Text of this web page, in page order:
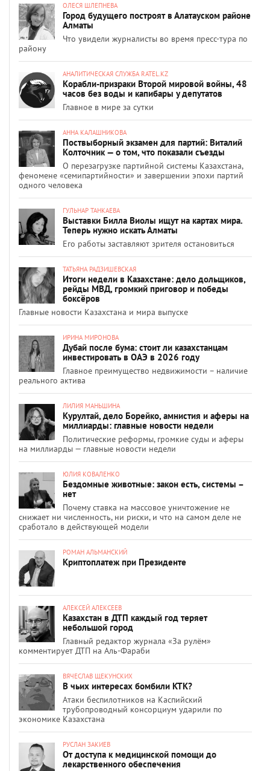
ОЛЕСЯ ШЛЕПНЕВА
Город будущего построят в Алатауском районе
Алматы
Что увидели журналисты во время пресс-тура по
району
АНАЛИТИЧЕСКАЯ СЛУЖБА RATEL.KZ
Корабли-призраки Второй мировой войны, 48
часов без воды и капибары у депутатов
Главное в мире за сутки
АННА КАЛАШНИКОВА
Поствыборный экзамен для партий: Виталий
Колточник — о том, что показали съезды
О перезагрузке партийной системы Казахстана,
феномене «семипартийности» и завершении эпохи партий
одного человека
ГУЛЬНАР ТАНКАЕВА
Выставки Билла Виолы ищут на картах мира.
Теперь нужно искать Алматы
Его работы заставляют зрителя остановиться
ТАТЬЯНА РАДЗИШЕВСКАЯ
Итоги недели в Казахстане: дело дольщиков,
рейды МВД, громкий приговор и победы
боксёров
Главные новости Казахстана и мира выпуске
ИРИНА МИРОНОВА
Дубай после бума: стоит ли казахстанцам
инвестировать в ОАЭ в 2026 году
Главное преимущество недвижимости – наличие
реального актива
ЛИЛИЯ МАНЬШИНА
Курултай, дело Борейко, амнистия и аферы на
миллиарды: главные новости недели
Политические реформы, громкие суды и аферы
на миллиарды — главные новости недели
ЮЛИЯ КОВАЛЕНКО
Бездомные животные: закон есть, системы –
нет
Почему ставка на массовое уничтожение не
снижает ни численность, ни риски, и что на самом деле не
сработало в действующей модели
РОМАН АЛЬМАНСКИЙ
Криптоплатеж при Президенте
АЛЕКСЕЙ АЛЕКСЕЕВ
Казахстан в ДТП каждый год теряет
небольшой город
Главный редактор журнала «За рулём»
комментирует ДТП на Аль-Фараби
ВЯЧЕСЛАВ ЩЕКУНСКИХ
В чьих интересах бомбили КТК?
Атаки беспилотников на Каспийский
трубопроводный консорциум ударили по
экономике Казахстана
РУСЛАН ЗАКИЕВ
От доступа к медицинской помощи до
лекарственного обеспечения